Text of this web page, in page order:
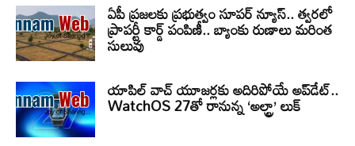
ఏపీ ప్రజలకు ప్రభుత్వం సూపర్ న్యూస్.. త్వరలో
ప్రాపర్టీ కార్డ్ పంపిణీ.. బ్యాంకు రుణాలు మరింత
సులువు
యాపిల్ వాచ్ యూజర్లకు అదిరిపోయే అప్‌డేట్..
WatchOS 27తో రానున్న ‘అల్ట్రా’ లుక్